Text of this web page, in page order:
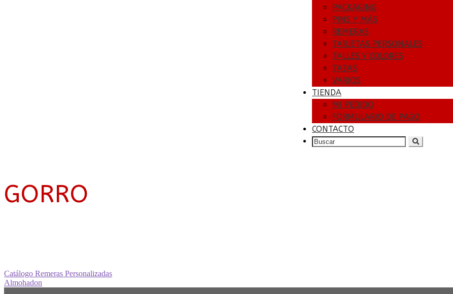
PACKAGING
PINS Y MÁS
REMERAS
TARJETAS PERSONALES
TALLES Y COLORES
TAZAS
VARIOS
TIENDA
MI PEDIDO
FORMULARIO DE PAGO
CONTACTO
SEARCH
GORRO
Navegación
de
Anterior:
Catálogo Remeras Personalizadas
Siguiente:
Almohadon